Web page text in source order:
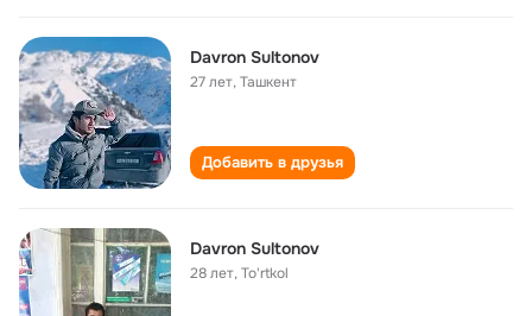
Davron Sultonov
27 лет,Ташкент
Добавить в друзья
Davron Sultonov
28 лет,To'rtkol